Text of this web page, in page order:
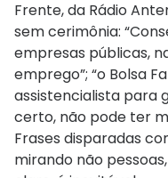
Frente, da Rádio
sem cerimônia:
empresas públicas,
emprego”; “o Bolsa
assistencialista para
certo, não pode ter
Frases disparadas
mirando não